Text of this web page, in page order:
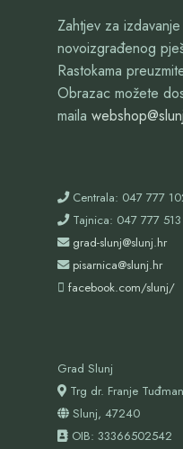
Zahtjev za
novoizgrađenog
Rastokama
Obrazac možete
maila
Centrala: 047 777
Tajnica: 047 777 513
grad-slunj@slunj.hr
pisarnica@slunj.hr
facebook.com/slunj/
Grad Slunj
Trg dr. Franje
Slunj, 47240
OIB: 33366502542